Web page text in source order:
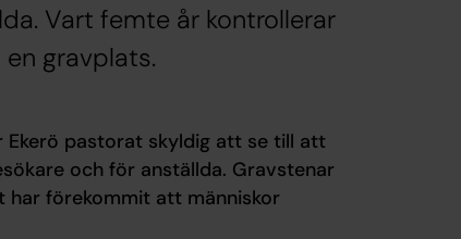
Vart femte år kontrollerar
gravplats.
Ekerö pastorat skyldig att se till att
och för anställda. Gravstenar
har förekommit att människor